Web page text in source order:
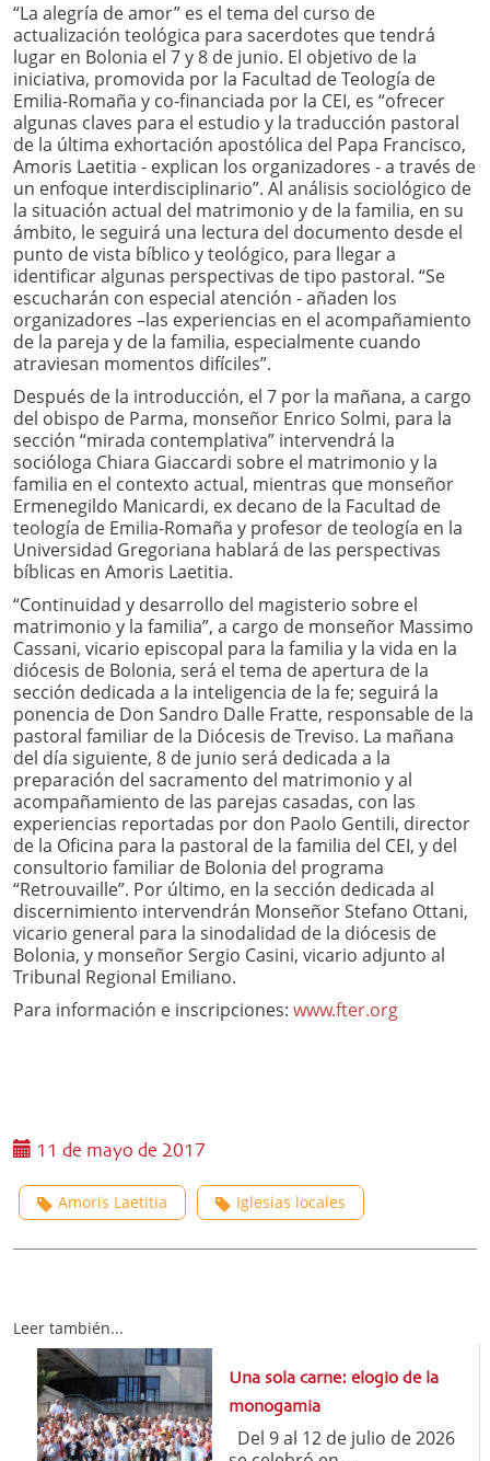
“La alegría de amor” es el tema del curso de
actualización teológica para sacerdotes que tendrá
lugar en Bolonia el 7 y 8 de junio. El objetivo de la
iniciativa, promovida por la Facultad de Teología de
Emilia-Romaña y co-financiada por la CEI, es “ofrecer
algunas claves para el estudio y la traducción pastoral
de la última exhortación apostólica del Papa Francisco,
Amoris Laetitia - explican los organizadores - a través de
un enfoque interdisciplinario”. Al análisis sociológico de
la situación actual del matrimonio y de la familia, en su
ámbito, le seguirá una lectura del documento desde el
punto de vista bíblico y teológico, para llegar a
identificar algunas perspectivas de tipo pastoral. “Se
escucharán con especial atención - añaden los
organizadores –las experiencias en el acompañamiento
de la pareja y de la familia, especialmente cuando
atraviesan momentos difíciles”.
Después de la introducción, el 7 por la mañana, a cargo
del obispo de Parma, monseñor Enrico Solmi, para la
sección “mirada contemplativa” intervendrá la
socióloga Chiara Giaccardi sobre el matrimonio y la
familia en el contexto actual, mientras que monseñor
Ermenegildo Manicardi, ex decano de la Facultad de
teología de Emilia-Romaña y profesor de teología en la
Universidad Gregoriana hablará de las perspectivas
bíblicas en Amoris Laetitia.
“Continuidad y desarrollo del magisterio sobre el
matrimonio y la familia”, a cargo de monseñor Massimo
Cassani, vicario episcopal para la familia y la vida en la
diócesis de Bolonia, será el tema de apertura de la
sección dedicada a la inteligencia de la fe; seguirá la
ponencia de Don Sandro Dalle Fratte, responsable de la
pastoral familiar de la Diócesis de Treviso. La mañana
del día siguiente, 8 de junio será dedicada a la
preparación del sacramento del matrimonio y al
acompañamiento de las parejas casadas, con las
experiencias reportadas por don Paolo Gentili, director
de la Oficina para la pastoral de la familia del CEI, y del
consultorio familiar de Bolonia del programa
“Retrouvaille”. Por último, en la sección dedicada al
discernimiento intervendrán Monseñor Stefano Ottani,
vicario general para la sinodalidad de la diócesis de
Bolonia, y monseñor Sergio Casini, vicario adjunto al
Tribunal Regional Emiliano.
Para información e inscripciones: www.fter.org
11 de mayo de 2017
Amoris Laetitia Iglesias locales
Leer también...
Una sola carne: elogio de la
monogamia
Del 9 al 12 de julio de 2026